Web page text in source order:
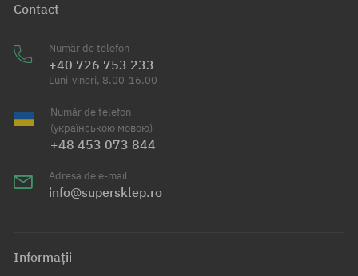
Contact
Număr de telefon
+40 726 753 233
Luni-vineri, 8.00-16.00
Număr de telefon
(українською мовою)
+48 453 073 844
Adresa de e-mail
info@supersklep.ro
Informații